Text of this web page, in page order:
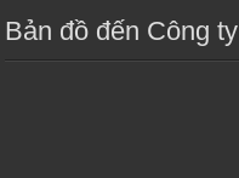
Bản đồ đến Công ty